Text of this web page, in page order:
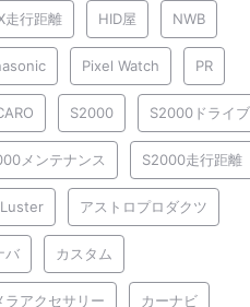
走行距離 HID屋 NWB
Pixel Watch PR
S2000 S2000ドライブ
メンテナンス S2000走行距離
アストロプロダクツ
バ カスタム
ラアクセサリー カーナビ